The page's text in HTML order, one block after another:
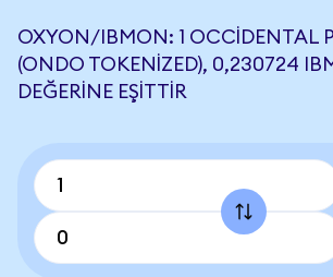
OXYON/IBMON: 1 OCCIDENTAL
(ONDO TOKENIZED), 0,230724
DEĞERINE EŞITTIR